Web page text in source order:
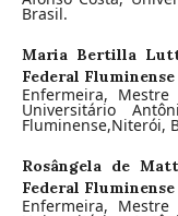
Brasil.
Maria Bertilla
Federal Fluminense
Enfermeira,
Universitário
Fluminense,Niterói,
Rosângela de
Federal Fluminense
Enfermeira,